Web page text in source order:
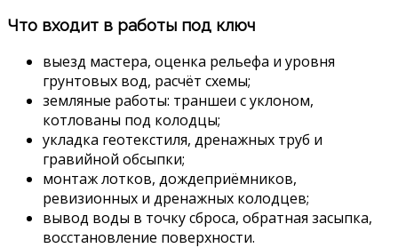
Что входит в работы под ключ
выезд мастера, оценка рельефа и уровня
грунтовых вод, расчёт схемы;
земляные работы: траншеи с уклоном,
котлованы под колодцы;
укладка геотекстиля, дренажных труб и
гравийной обсыпки;
монтаж лотков, дождеприёмников,
ревизионных и дренажных колодцев;
вывод воды в точку сброса, обратная засыпка,
восстановление поверхности.